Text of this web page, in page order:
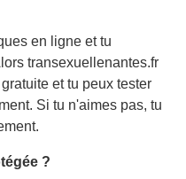
en ligne et tu
transexuellenantes.fr
et tu peux tester
Si tu n'aimes pas, tu
?